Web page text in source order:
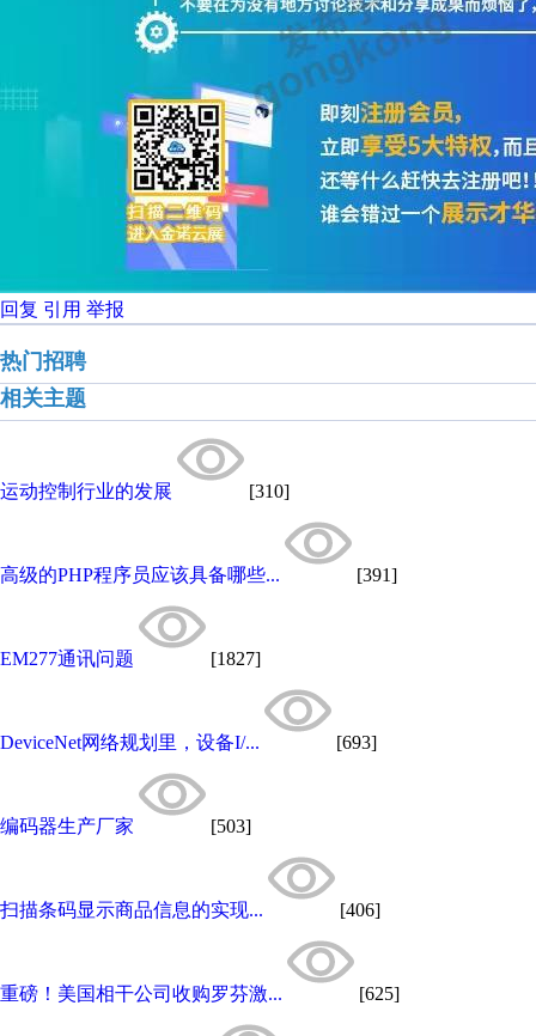
回复 引用 举报
热门招聘
相关主题
运动控制行业的发展 [310]
高级的PHP程序员应该具备哪些... [391]
EM277通讯问题 [1827]
DeviceNet网络规划里，设备I/... [693]
编码器生产厂家 [503]
扫描条码显示商品信息的实现... [406]
重磅！美国相干公司收购罗芬激... [625]